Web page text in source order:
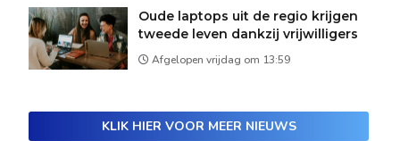
Oude laptops uit de regio krijgen
tweede leven dankzij vrijwilligers
Afgelopen vrijdag om 13:59
KLIK HIER VOOR MEER NIEUWS